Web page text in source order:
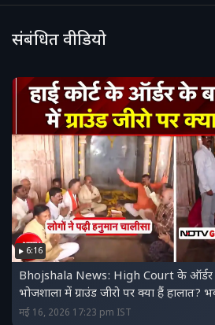
संबंधित वीडियो
6:16
Bhojshala News: High Court के ऑर्डर
भोजशाला में ग्राउंड जीरो पर क्या हैं हालात?
मई 16, 2026 17:23 pm IST